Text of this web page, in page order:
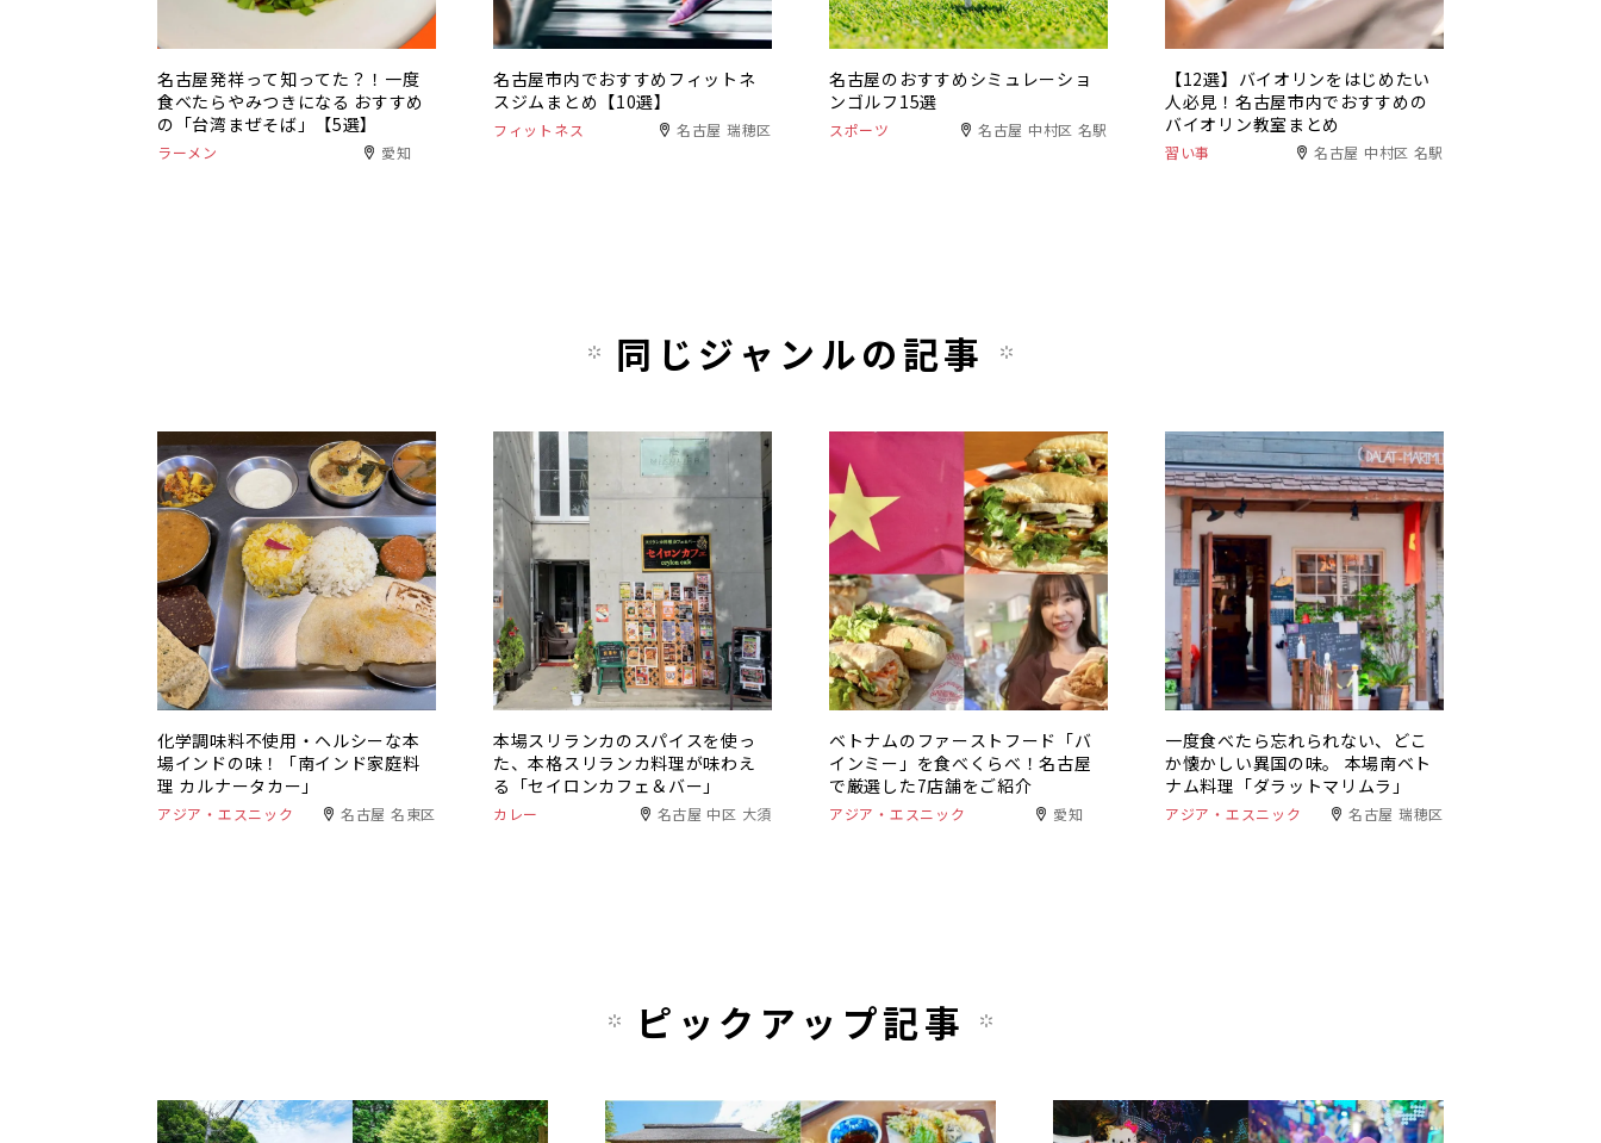
名古屋発祥って知ってた？！一度
食べたらやみつきになる おすすめ
の「台湾まぜそば」【5選】
ラーメン 愛知
名古屋市内でおすすめフィットネ
スジムまとめ【10選】
フィットネス 名古屋 瑞穂区
名古屋のおすすめシミュレーショ
ンゴルフ15選
スポーツ 名古屋 中村区 名駅
【12選】バイオリンをはじめたい
人必見！名古屋市内でおすすめの
バイオリン教室まとめ
習い事 名古屋 中村区 名駅
同じジャンルの記事
化学調味料不使用・ヘルシーな本
場インドの味！「南インド家庭料
理 カルナータカー」
アジア・エスニック 名古屋 名東区
本場スリランカのスパイスを使っ
た、本格スリランカ料理が味わえ
る「セイロンカフェ＆バー」
カレー 名古屋 中区 大須
ベトナムのファーストフード「バ
インミー」を食べくらべ！名古屋
で厳選した7店舗をご紹介
アジア・エスニック 愛知
一度食べたら忘れられない、どこ
か懐かしい異国の味。 本場南ベト
ナム料理「ダラットマリムラ」
アジア・エスニック 名古屋 瑞穂区
ピックアップ記事